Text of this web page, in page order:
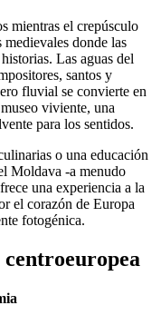
mientras el crepúsculo
donde las
Las aguas del
santos y
fluvial se convierte en
viviente, una
para los sentidos.
o una educación
Moldava -a menudo
una experiencia a la
el corazón de Europa
fotogénica.